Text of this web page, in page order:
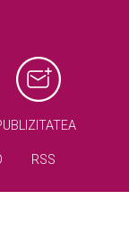
RSS